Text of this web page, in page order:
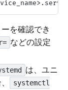
を確認でき
などの設定
は、ユニ
systemctl